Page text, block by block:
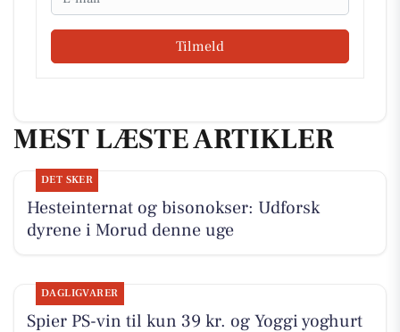
Tilmeld
MEST LÆSTE ARTIKLER
DET SKER
Hesteinternat og bisonokser: Udforsk
dyrene i Morud denne uge
DAGLIGVARER
Spier PS-vin til kun 39 kr. og Yoggi yoghurt